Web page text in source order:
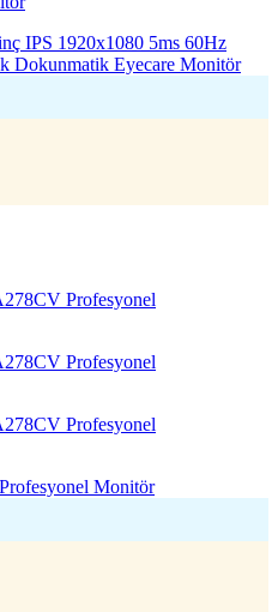
IPS 1920x1080 5ms 60Hz
Dokunmatik Eyecare Monitör
Monitör